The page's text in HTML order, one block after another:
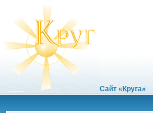
Сайт «Круга»